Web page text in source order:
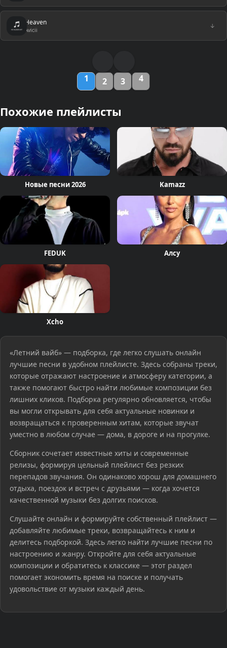
Heaven
Avicii
↓
1 2 3 4
Похожие плейлисты
Новые песни 2026 Kamazz
FEDUK Алсу
Xcho
«Летний вайб» — подборка, где легко слушать онлайн
лучшие песни в удобном плейлисте. Здесь собраны треки,
которые отражают настроение и атмосферу категории, а
также помогают быстро найти любимые композиции без
лишних кликов. Подборка регулярно обновляется, чтобы
вы могли открывать для себя актуальные новинки и
возвращаться к проверенным хитам, которые звучат
уместно в любом случае — дома, в дороге и на прогулке.
Сборник сочетает известные хиты и современные
релизы, формируя цельный плейлист без резких
перепадов звучания. Он одинаково хорош для домашнего
отдыха, поездок и встреч с друзьями — когда хочется
качественной музыки без долгих поисков.
Слушайте онлайн и формируйте собственный плейлист —
добавляйте любимые треки, возвращайтесь к ним и
делитесь подборкой. Здесь легко найти лучшие песни по
настроению и жанру. Откройте для себя актуальные
композиции и обратитесь к классике — этот раздел
помогает экономить время на поиске и получать
удовольствие от музыки каждый день.